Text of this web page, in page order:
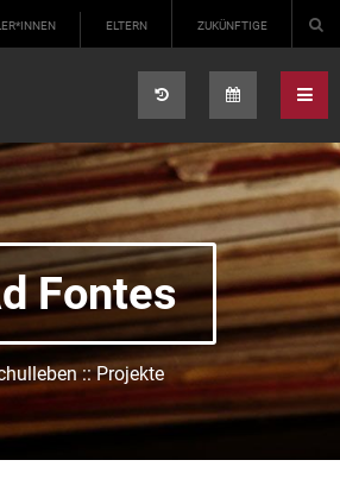
ELTERN ZUKÜNFTIGE
Fontes
:: Projekte